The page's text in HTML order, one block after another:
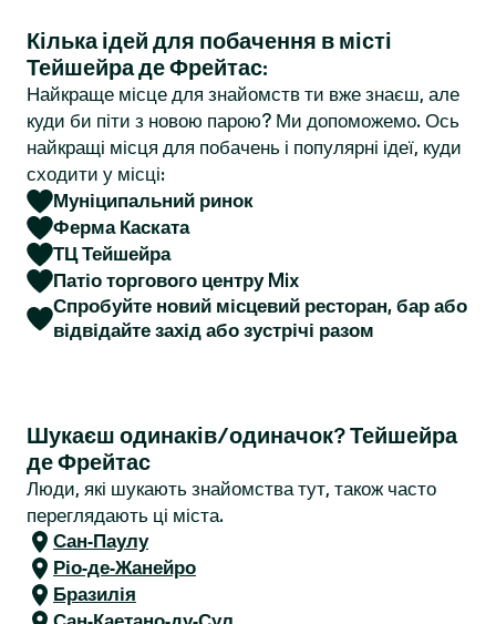
Кілька ідей для побачення в місті
Тейшейра де Фрейтас:
Найкраще місце для знайомств ти вже знаєш, але
куди би піти з новою парою? Ми допоможемо. Ось
найкращі місця для побачень і популярні ідеї, куди
сходити у місці:
Муніципальний ринок
Ферма Каската
ТЦ Тейшейра
Патіо торгового центру Mix
Спробуйте новий місцевий ресторан, бар або
відвідайте захід або зустрічі разом
Шукаєш одинаків/одиначок? Тейшейра
де Фрейтас
Люди, які шукають знайомства тут, також часто
переглядають ці міста.
Сан-Паулу
Ріо-де-Жанейро
Бразилія